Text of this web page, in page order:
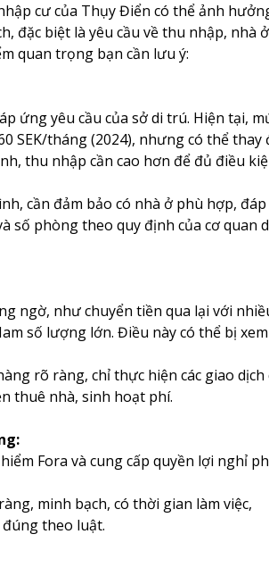
cư của Thụy Điển có thể ảnh
đặc biệt là yêu cầu về thu nhập, nhà
quan trọng bạn cần lưu ý:
ứng yêu cầu của sở di trú. Hiện tại,
SEK/tháng (2024), nhưng có thể thay
thu nhập cần cao hơn để đủ điều
cần đảm bảo có nhà ở phù hợp, đáp
số phòng theo quy định của cơ quan
ngờ, như chuyển tiền qua lại với
số lượng lớn. Điều này có thể bị xem
rõ ràng, chỉ thực hiện các giao dịch
thuê nhà, sinh hoạt phí.
Fora và cung cấp quyền lợi nghỉ
minh bạch, có thời gian làm việc,
theo luật.